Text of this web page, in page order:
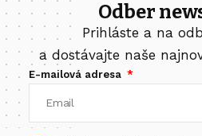
Odber
Prihláste a na
a dostávajte naše
E-mailová adresa